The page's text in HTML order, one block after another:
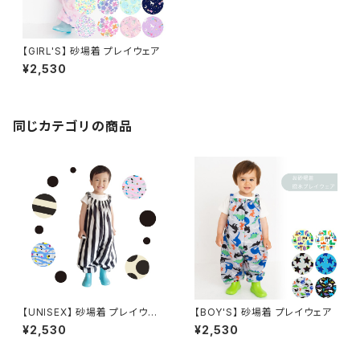
【GIRL'S】 砂場着 プレイウェア
¥2,530
同じカテゴリの商品
【UNISEX】 砂場着 プレイウェ
ア
¥2,530
【BOY'S】 砂場着 プレイウェア
¥2,530